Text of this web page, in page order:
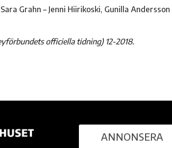
Sara Grahn – Jenni Hiirikoski, Gunilla Andersson
officiella tidning) 12-2018.
ANNONSERA